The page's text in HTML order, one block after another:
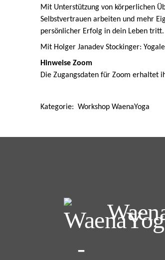
Mit Unterstützung von körperlichen
Selbstvertrauen arbeiten und mehr
persönlicher Erfolg in dein Leben tritt.
Mit Holger Janadev Stockinger:
Hinweise Zoom
Die Zugangsdaten für Zoom erhaltet
Kategorie: Workshop WaenaYoga